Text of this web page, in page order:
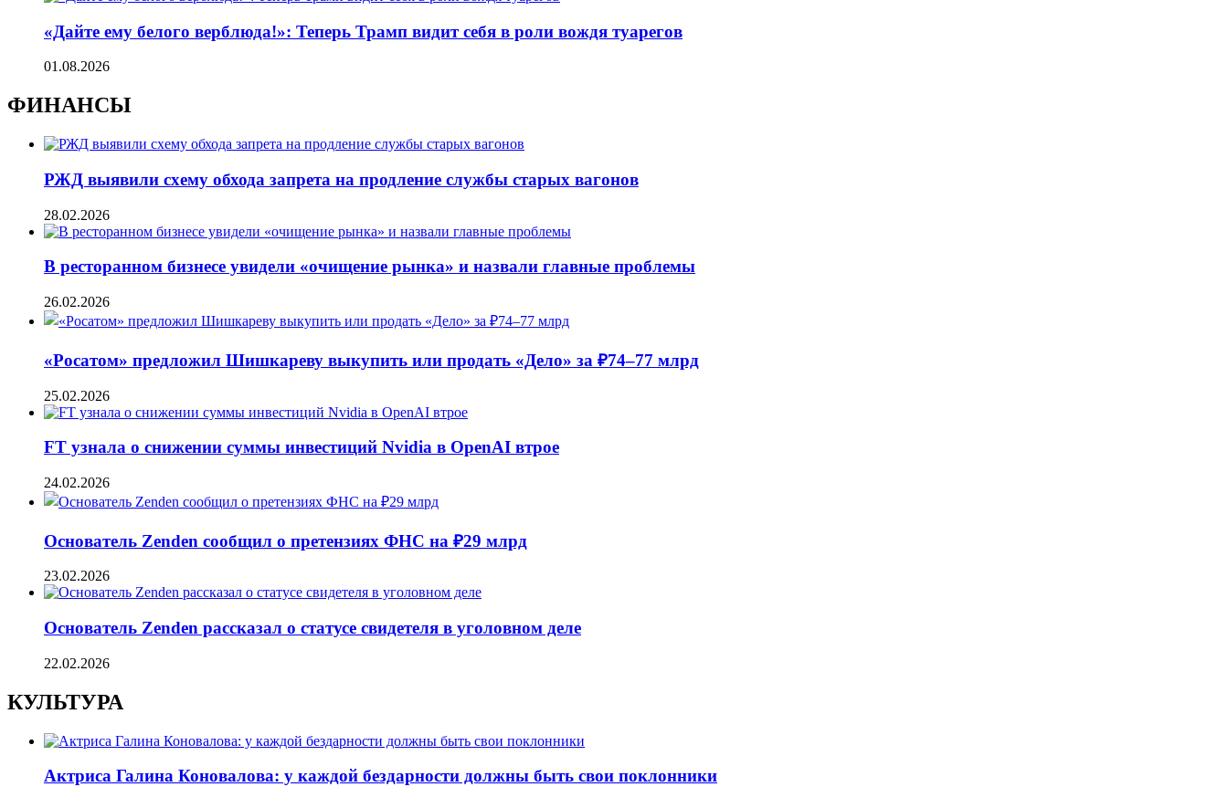
«Дайте ему белого верблюда!»: Теперь Трамп видит себя в роли вождя туарегов
01.08.2026
ФИНАНСЫ
РЖД выявили схему обхода запрета на продление службы старых вагонов
28.02.2026
В ресторанном бизнесе увидели «очищение рынка» и назвали главные проблемы
26.02.2026
«Росатом» предложил Шишкареву выкупить или продать «Дело» за ₽74–77 млрд
25.02.2026
FT узнала о снижении суммы инвестиций Nvidia в OpenAI втрое
24.02.2026
Основатель Zenden сообщил о претензиях ФНС на ₽29 млрд
23.02.2026
Основатель Zenden рассказал о статусе свидетеля в уголовном деле
22.02.2026
КУЛЬТУРА
Актриса Галина Коновалова: у каждой бездарности должны быть свои поклонники